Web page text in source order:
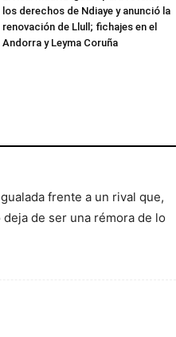
los derechos de Ndiaye y anunció la
renovación de Llull; fichajes en el
Andorra y Leyma Coruña
frente a un rival que,
de ser una rémora de lo